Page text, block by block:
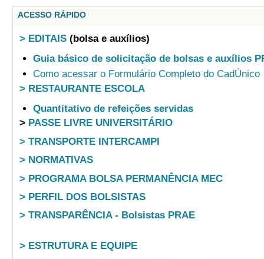
ACESSO RÁPIDO
> EDITAIS (bolsa e auxílios)
Guia básico de solicitação de bolsas e auxílios
Como acessar o Formulário Completo do CadÚnico
> RESTAURANTE ESCOLA
Quantitativo de refeições servidas
> PASSE LIVRE UNIVERSITÁRIO
> TRANSPORTE INTERCAMPI
> NORMATIVAS
> PROGRAMA BOLSA PERMANÊNCIA MEC
> PERFIL DOS BOLSISTAS
> TRANSPARÊNCIA - Bolsistas PRAE
> ESTRUTURA E EQUIPE